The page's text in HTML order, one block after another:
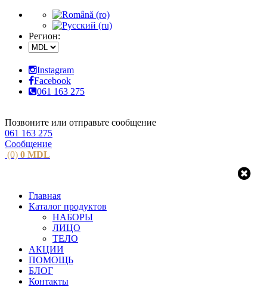
Регион:
Instagram
Facebook
061 163 275
Позвоните или отправьте сообщение
061 163 275
Сообщение
(0) 0 MDL
Главная
Каталог продуктов
НАБОРЫ
ЛИЦО
ТЕЛО
АКЦИИ
ПОМОЩЬ
БЛОГ
Контакты